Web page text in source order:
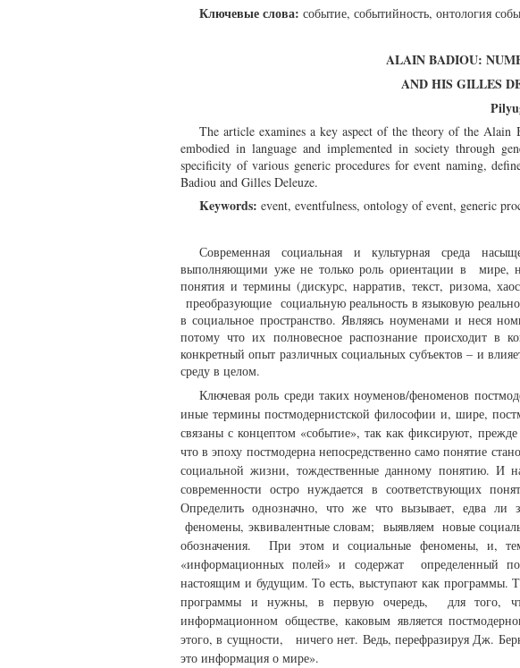
Ключевые слова: событие, событийность, онтология
ALAIN BADIOU:
AND HIS GILLES
The article examines a key aspect of the theory of the Alain
embodied in language and implemented in society through
specificity of various generic procedures for event naming,
Badiou and Gilles Deleuze.
Keywords: event, eventfulness, ontology of event, generic
Современная социальная и культурная среда
выполняющими уже не только роль ориентации в мире,
понятия и термины (дискурс, нарратив, текст, ризома,
преобразующие социальную реальность в языковую
в социальное пространство. Являясь ноуменами и неся
потому что их полновесное распознание происходит в
конкретный опыт различных социальных субъектов – и
среду в целом.
Ключевая роль среди таких ноуменов/феноменов
иные термины постмодернистской философии и, шире,
связаны с концептом «событие», так как фиксируют,
что в эпоху постмодерна непосредственно само понятие
социальной жизни, тождественные данному понятию. И
современности остро нуждается в соответствующих
Определить однозначно, что же что вызывает, едва
феномены, эквивалентные словам; выявляем новые
обозначения. При этом и социальные феномены, и,
«информационных полей» и содержат определенный
настоящим и будущим. То есть, выступают как программы.
программы и нужны, в первую очередь, для того,
информационном обществе, каковым является
этого, в сущности, ничего нет. Ведь, перефразируя Дж.
это информация о мире».